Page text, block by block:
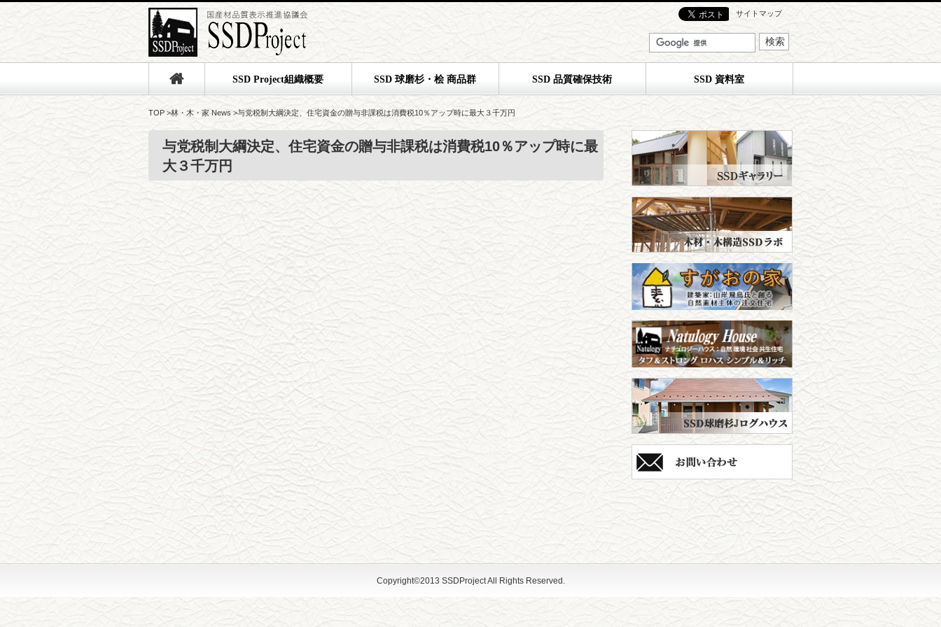
サイトマップ
SSD Project組織概要 SSD 球磨杉・桧 商品群 SSD 品質確保技術 SSD 資料室
TOP >林・木・家 News >与党税制大綱決定、住宅資金の贈与非課税は消費税10％アップ時に最大３千万円
与党税制大綱決定、住宅資金の贈与非課税は消費税10％アップ時に最
大３千万円
Copyright©2013 SSDProject All Rights Reserved.